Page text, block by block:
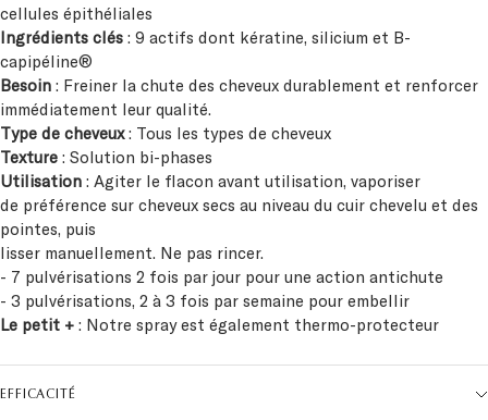
Ingrédients clés: 9 actifs dont kératine, silicium et B-
capipéline®
Besoin: Freiner la chute des cheveux durablement et renforcer
immédiatement leur qualité.
Type de cheveux: Tous les types de cheveux
Texture: Solution bi-phases
Utilisation: Agiter le flacon avant utilisation, vaporiser
de préférence sur cheveux secs au niveau du cuir chevelu et des
pointes, puis
lisser manuellement. Ne pas rincer.
- 7 pulvérisations 2 fois par jour pour une action antichute
- 3 pulvérisations, 2 à 3 fois par semaine pour embellir
Le petit +: Notre spray est également thermo-protecteur
EFFICACITÉ